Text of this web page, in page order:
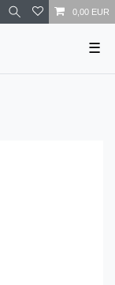
0,00 EUR
☰